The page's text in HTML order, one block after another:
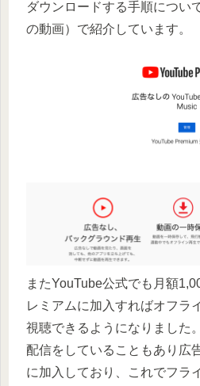
ダウンロードする手順につい
の動画）で紹介しています。
またYouTube公式でも月額
レミアムに加入すればオフラ
視聴できるようになりました
配信をしていることもあり広
に加入しており、これでフラ